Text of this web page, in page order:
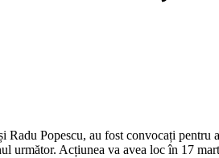
Popescu, au fost convocați pentru
următor. Acțiunea va avea loc în 17